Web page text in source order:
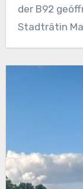
der B92
Stadträtin